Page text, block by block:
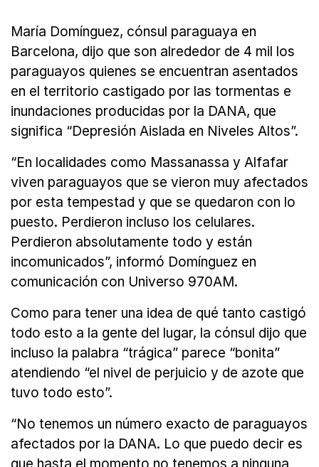
María Domínguez, cónsul paraguaya en
Barcelona, dijo que son alrededor de 4 mil los
paraguayos quienes se encuentran asentados
en el territorio castigado por las tormentas e
inundaciones producidas por la DANA, que
significa “Depresión Aislada en Niveles Altos”.
“En localidades como Massanassa y Alfafar
viven paraguayos que se vieron muy afectados
por esta tempestad y que se quedaron con lo
puesto. Perdieron incluso los celulares.
Perdieron absolutamente todo y están
incomunicados”, informó Domínguez en
comunicación con Universo 970AM.
Como para tener una idea de qué tanto castigó
todo esto a la gente del lugar, la cónsul dijo que
incluso la palabra “trágica” parece “bonita”
atendiendo “el nivel de perjuicio y de azote que
tuvo todo esto”.
“No tenemos un número exacto de paraguayos
afectados por la DANA. Lo que puedo decir es